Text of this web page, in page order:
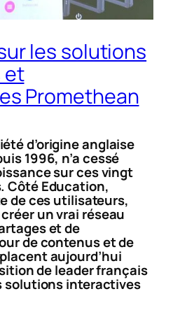
les solutions
et
Promethean
d’origine anglaise
1996, n’a cessé
sur ces vingt
Côté Education,
de ces utilisateurs,
un vrai réseau
et de
de contenus et de
aujourd’hui
de leader français
solutions interactives